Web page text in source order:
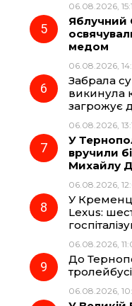
06.08.2026,
Яблучний
медом
06.08.2026,
Забрала
викинула
загрожує
06.08.2026,
У
вручили
Михайлу
06.08.2026,
У
Lexus:
06.08.2026,
До
06.08.2026,